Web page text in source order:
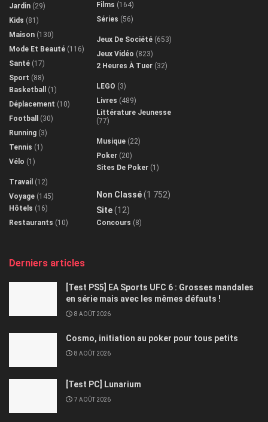
Jardin (29)
Kids (81)
Maison (130)
Mode Et Beauté (116)
Santé (17)
Sport (88)
Basketball
(1)
Déplacement (10)
Football
(30)
Running (3)
Tennis (1)
Vélo (1)
Travail (12)
Voyage (145)
Hôtels (16)
Restaurants (10)
Films (164)
Séries (56)
Jeux De Société (653)
Jeux Vidéo (823)
2 Heures À Tuer (32)
LEGO (3)
Livres (489)
Littérature Jeunesse
(77)
Musique (22)
Poker (20)
Sites De Poker (1)
Non Classé(1 752)
Site(12)
Concours (8)
Derniers articles
[Test PS5] EA Sports UFC 6 : Grosses mandales
en série mais avec les mêmes défauts !
8 AOÛT 2026
Cosmo, initiation au poker pour tous petits
8 AOÛT 2026
[Test PC] Lunarium
7 AOÛT 2026